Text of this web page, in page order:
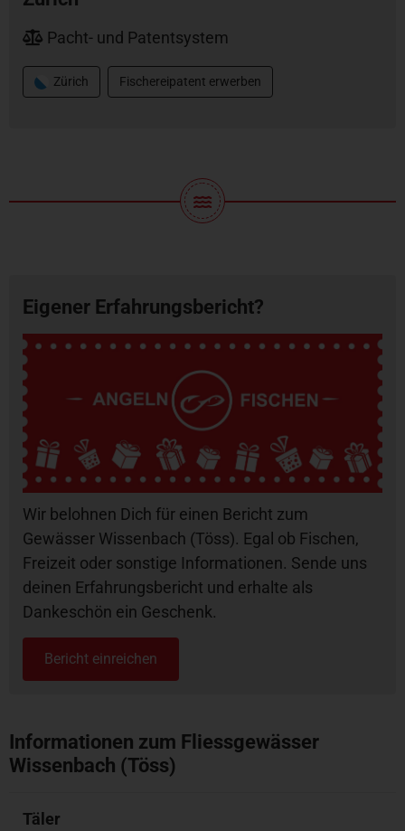
Pacht- und Patentsystem
Zürich Fischereipatent erwerben
Eigener Erfahrungsbericht?
Wir belohnen Dich für einen Bericht zum
Gewässer Wissenbach (Töss). Egal ob Fischen,
Freizeit oder sonstige Informationen. Sende uns
deinen Erfahrungsbericht und erhalte als
Dankeschön ein Geschenk.
Bericht einreichen
Informationen zum Fliessgewässer
Wissenbach (Töss)
Täler